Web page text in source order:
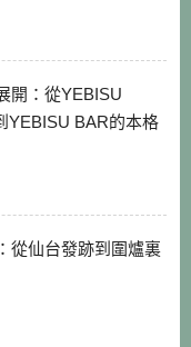
開：從YEBISU
YEBISU BAR的本格
從仙台發跡到圍爐裏